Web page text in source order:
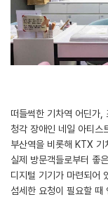
떠들썩한 기차역 어딘가,
청각 장애인 네일 아티스
부산역을 비롯해 KTX
실제 방문객들로부터 좋
디지털 기기가 마련되어
섬세한 요청이 필요할 때